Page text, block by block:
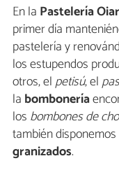
En la Pastelería
primer día
pastelería y
los estupendos
otros, elpetisú, el
la bombonería
los bombones de
también
granizados.